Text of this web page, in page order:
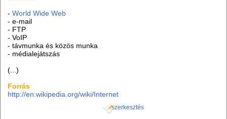
-World Wide Web
- e-mail
- FTP
- VoIP
- távmunka és közös munka
- médialejátszás
(...)
Forrás
http://en.wikipedia.org/wiki/Internet
szerkesztés